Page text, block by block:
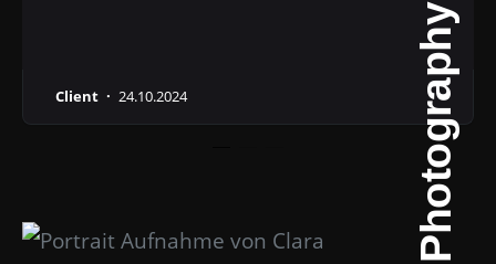
Client · 24.10.2024 Photography